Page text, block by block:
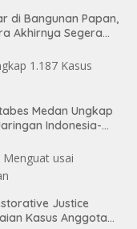
di Bangunan Papan,
Akhirnya Segera
Medan Ungkap
Indonesia-
Justice
Kasus Anggota